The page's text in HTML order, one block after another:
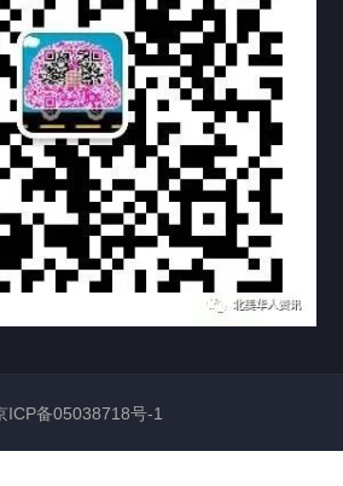
ICP备05038718号-1